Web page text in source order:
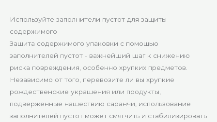
Используйте заполнители пустот для защиты
содержимого
Защита содержимого упаковки с помощью
заполнителей пустот - важнейший шаг к снижению
риска повреждения, особенно хрупких предметов.
Независимо от того, перевозите ли вы хрупкие
рождественские украшения или продукты,
подверженные нашествию саранчи, использование
заполнителей пустот может смягчить и стабилизировать